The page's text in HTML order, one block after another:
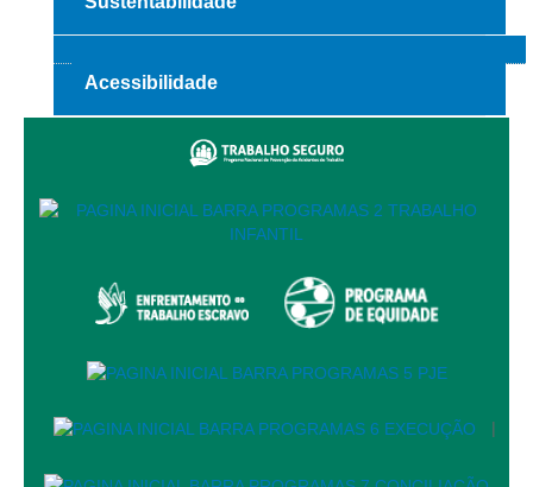
Governança
Governança de TI
Gestão Estratégica
Rede de Governança Colaborativa
Laboratório de Inovação
Biblioteca
Centro de Memória
Acessibilidade
|